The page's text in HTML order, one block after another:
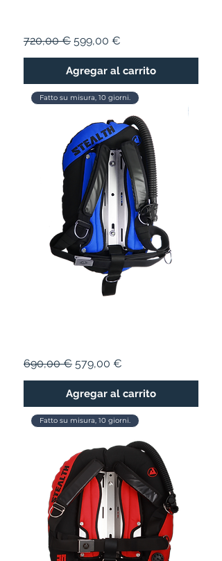
Precio
720,00 € Precio de oferta
599,00 €
Agregar al carrito
Fatto su misura, 10 giorni.
Precio
690,00 € Precio de oferta
579,00 €
Agregar al carrito
Fatto su misura, 10 giorni.